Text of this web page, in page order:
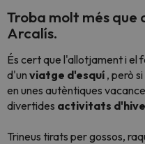
Troba molt més
Arcalís.
És cert que l'allotjament i el
d'un viatge d'esquí , però
en unes autèntiques
divertides activitats
Trineus tirats per gossos,